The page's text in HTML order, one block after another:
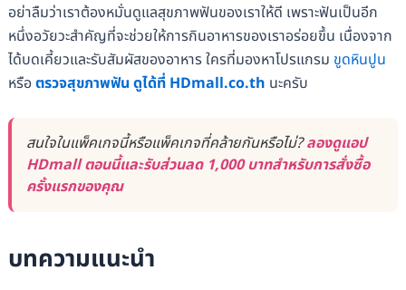
อย่าลืมว่าเราต้องหมั่นดูแลสุขภาพฟันของเราให้ดี เพราะฟันเป็นอีก
หนึ่งอวัยวะสำคัญที่จะช่วยให้การกินอาหารของเราอร่อยขึ้น เนื่องจาก
ได้บดเคี้ยวและรับสัมผัสของอาหาร ใครที่มองหาโปรแกรม ขูดหินปูน
หรือตรวจสุขภาพฟัน ดูได้ที่ HDmall.co.th นะครับ
สนใจในแพ็คเกจนี้หรือแพ็คเกจที่คล้ายกันหรือไม่?ลองดูแอป
HDmall ตอนนี้และรับส่วนลด 1,000 บาทสำหรับการสั่งซื้อ
ครั้งแรกของคุณ
บทความแนะนำ